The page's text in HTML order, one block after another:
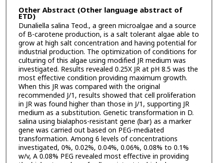
Other Abstract (Other language abstract of
ETD)
Dunaliella salina Teod., a green microalgae and a source
of B-carotene production, is a salt tolerant algae able to
grow at high salt concentration and having potential for
industrial production. The optimization of conditions for
culturing of this algae using modified JR medium was
investigated. Results revealed 0.25X JR at pH 8.5 was the
most effective condition providing maximum growth.
When this JR was compared with the original
recommended J/1, results showed that cell proliferation
in JR was found higher than those in J/1, supporting JR
medium as a substitution. Genetic transformation in D.
salina using bialaphos-resistant gene (bar) as a marker
gene was carried out based on PEG-mediated
transformation. Among 6 levels of concentrations
investigated, 0%, 0.02%, 0.04%, 0.06%, 0.08% to 0.1%
w/v, A 0.08% PEG revealed most effective in providing